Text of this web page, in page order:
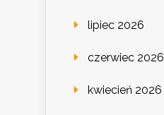
lipiec 2026
czerwiec 2026
kwiecień 2026